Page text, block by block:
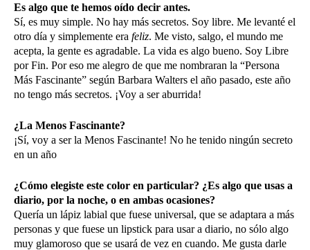
Es algo que te hemos oído decir antes.
Sí, es muy simple. No hay más secretos. Soy libre. Me levanté el
otro día y simplemente era feliz. Me visto, salgo, el mundo me
acepta, la gente es agradable. La vida es algo bueno. Soy Libre
por Fin. Por eso me alegro de que me nombraran la “Persona
Más Fascinante” según Barbara Walters el año pasado, este año
no tengo más secretos. ¡Voy a ser aburrida!
¿La Menos Fascinante?
¡Sí, voy a ser la Menos Fascinante! No he tenido ningún secreto
en un año
¿Cómo elegiste este color en particular? ¿Es algo que usas a
diario, por la noche, o en ambas ocasiones?
Quería un lápiz labial que fuese universal, que se adaptara a más
personas y que fuese un lipstick para usar a diario, no sólo algo
muy glamoroso que se usará de vez en cuando. Me gusta darle